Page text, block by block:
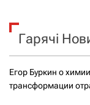
к
Гарячі
Егор Буркин о
трансформации